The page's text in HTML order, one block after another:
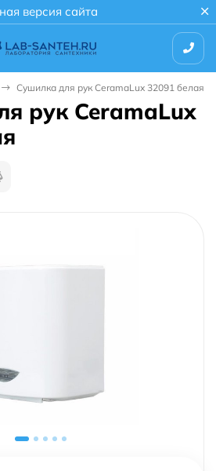
версия сайта
Сушилка для рук CeramaLux 32091 белая
рук CeramaLux